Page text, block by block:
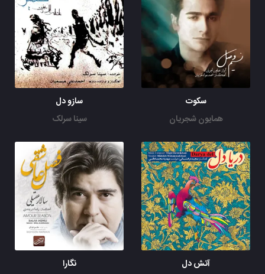
سکوت
همایون شجریان
سازو دل
سینا سرلک
آتش دل
نگارا